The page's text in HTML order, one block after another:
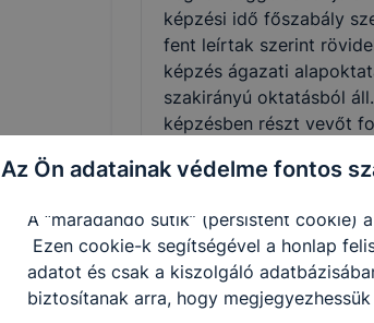
képzési idő főszabály
fent leírtak szerint
képzés ágazati
szakirányú oktatásból
képzésben részt vevőt
munkaszerződése
teljesítésével államilag
szakképzettséget
szerezhet a tanuló,
részt vevő.
Az Ön adatainak védelme fontos
Feltétlenül szükséges, munkamenet
Ezek a cookie-k ahhoz szükségesek,
által adott oldalakon végzett műveletek
látogatására vonatkozik, a
számítógépéről. Ezen cookie-k
Használatot elősegítő “maradandó
A “maradandó sütik” (persistent
Ezen cookie-k segítségével a honlap
adatot és csak a kiszolgáló
biztosítanak arra, hogy